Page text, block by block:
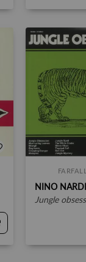
jungle obsession (50th